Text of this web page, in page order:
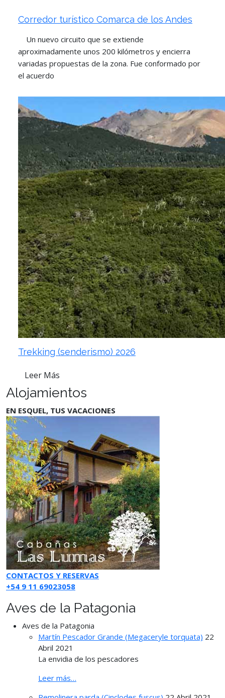
Corredor turístico Comarca de los Andes
Un nuevo circuito que se extiende
aproximadamente unos 200 kilómetros y encierra
variadas propuestas de la zona. Fue conformado por
el acuerdo
Trekking (senderismo) 2026
Leer Más
Alojamientos
EN ESQUEL, TUS VACACIONES
CONTACTOS Y RESERVAS
+54 9 11 69023058
Aves de la Patagonia
Aves de la Patagonia
Martín Pescador Grande (Megaceryle torquata) 22
Abril 2021
La envidia de los pescadores
Leer más…